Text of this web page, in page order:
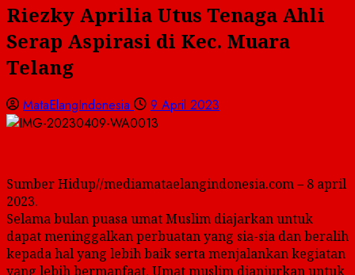
Riezky Aprilia Utus Tenaga Ahli
Serap Aspirasi di Kec. Muara
Telang
MataElangIndonesia 9 April 2023
Sumber Hidup//mediamataelangindonesia.com – 8 april
2023.
Selama bulan puasa umat Muslim diajarkan untuk
dapat meninggalkan perbuatan yang sia-sia dan beralih
kepada hal yang lebih baik serta menjalankan kegiatan
yang lebih bermanfaat. Umat muslim dianjurkan untuk